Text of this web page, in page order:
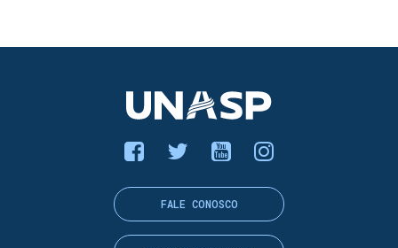
FALE CONOSCO